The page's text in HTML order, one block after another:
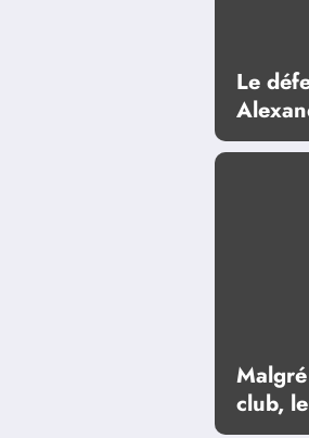
Le
tête
club,